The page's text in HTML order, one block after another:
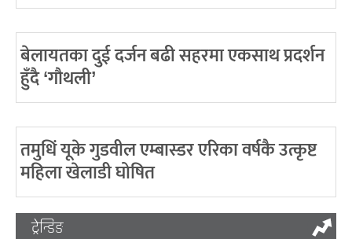
बेलायतका दुई दर्जन बढी सहरमा एकसाथ प्रदर्शन
हुँदै ‘गौथली’
तमुधिं यूके गुडवील एम्बास्डर एरिका वर्षकै उत्कृष्ट
महिला खेलाडी घोषित
ट्रेन्डिङ